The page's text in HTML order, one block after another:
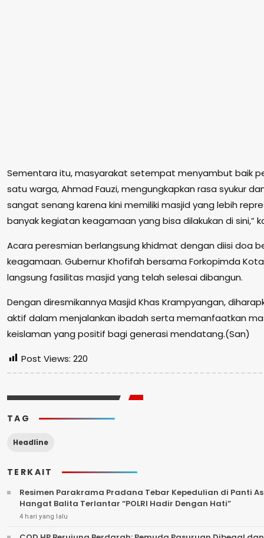
Sementara itu, masyarakat setempat menyambut baik
satu warga, Ahmad Fauzi, mengungkapkan rasa syukur
sangat senang karena kini memiliki masjid yang lebih
banyak kegiatan keagamaan yang bisa dilakukan di sini,”
Acara peresmian berlangsung khidmat dengan diisi doa
keagamaan. Gubernur Khofifah bersama Forkopimda
langsung fasilitas masjid yang telah selesai dibangun.
Dengan diresmikannya Masjid Khas Krampyangan,
aktif dalam menjalankan ibadah serta memanfaatkan
keislaman yang positif bagi generasi mendatang.(San)
Post Views: 220
TAG
Headline
TERKAIT
Resimen Parakrama Pradana Tebar Kepedulian di Panti
Hangat Balita Terlantar “POLRI Hadir Dengan Hati”
4 hari yang lalu